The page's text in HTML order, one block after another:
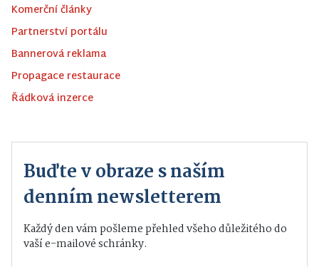
Komerční články
Partnerství portálu
Bannerová reklama
Propagace restaurace
Řádková inzerce
Buďte v obraze s naším
denním newsletterem
Každý den vám pošleme přehled všeho důležitého do
vaší e-mailové schránky.